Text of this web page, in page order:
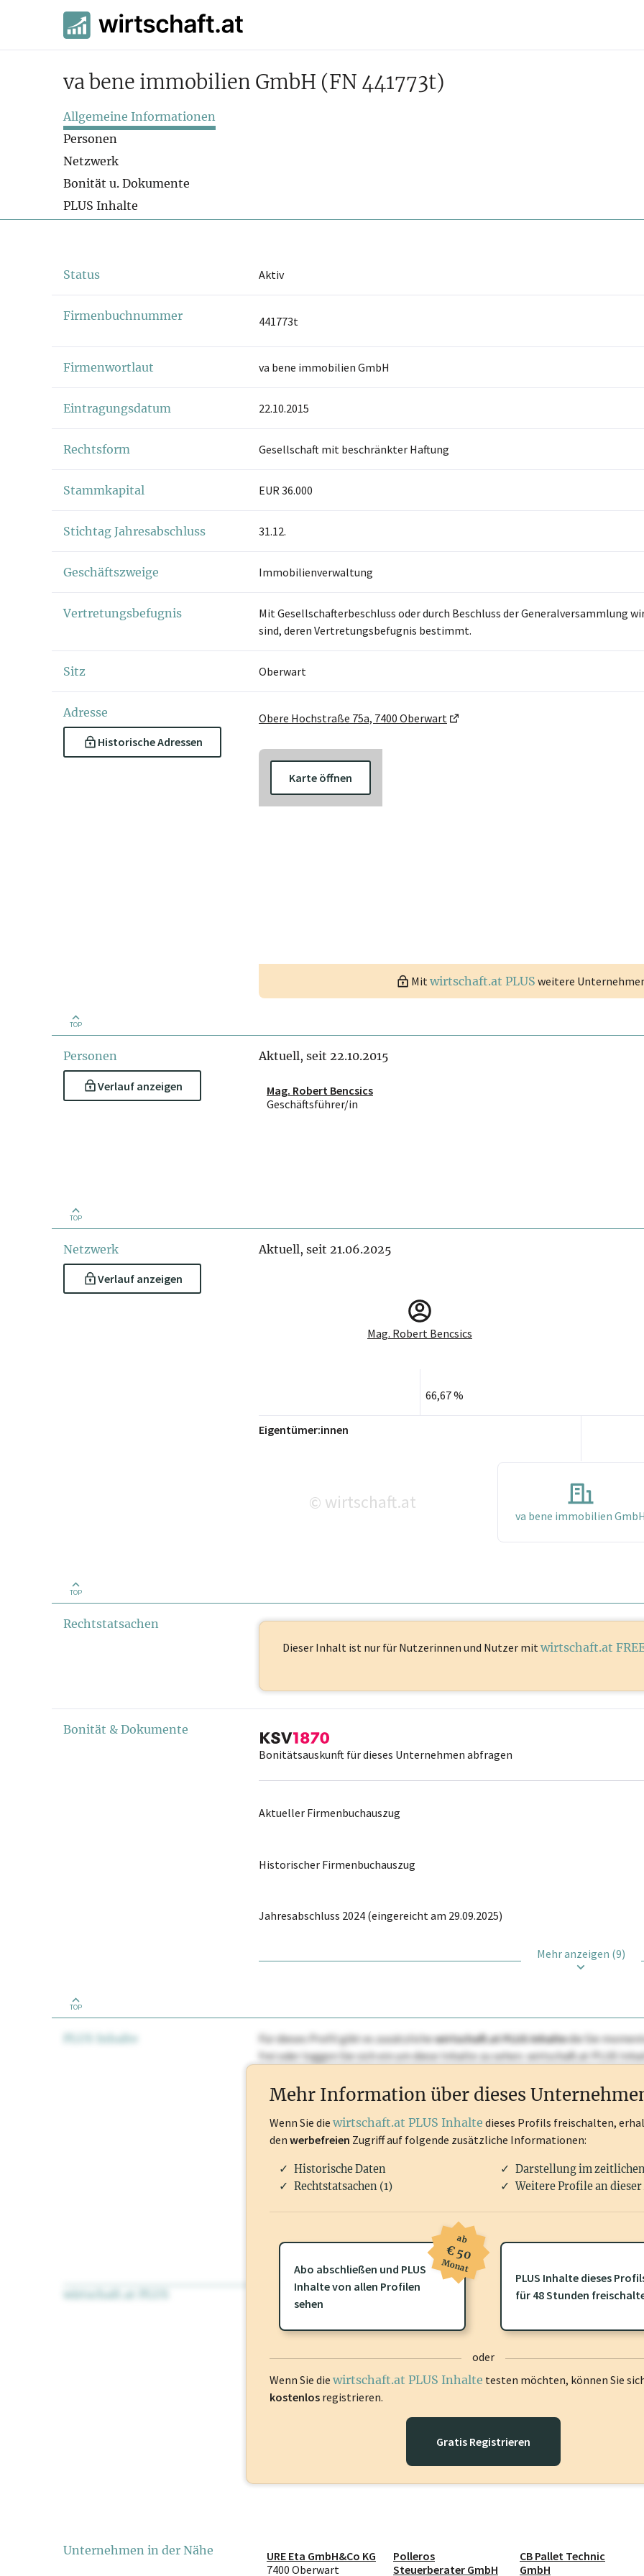
va bene immobilien GmbH (FN 441773t)
Allgemeine Informationen
Personen
Netzwerk
Bonität u. Dokumente
PLUS Inhalte
Status Aktiv
Firmenbuchnummer 441773t
Firmenwortlaut va bene immobilien GmbH
Eintragungsdatum 22.10.2015
Rechtsform Gesellschaft mit beschränkter Haftung
Stammkapital EUR 36.000
Stichtag Jahresabschluss 31.12.
Geschäftszweige Immobilienverwaltung
Vertretungsbefugnis
Mit Gesellschafterbeschluss oder durch Beschluss der Generalversammlung
sind, deren Vertretungsbefugnis bestimmt.
Sitz Oberwart
Adresse
Historische Adressen
Obere Hochstraße 75a, 7400 Oberwart
Karte öffnen
Mitwirtschaft.at PLUS weitere
TOP
Personen
Verlauf anzeigen
Aktuell, seit 22.10.2015
Mag. Robert Bencsics
Geschäftsführer/in
TOP
Netzwerk
Verlauf anzeigen
Aktuell, seit 21.06.2025
Mag. Robert Bencsics
66,67 %
Eigentümer:innen
© wirtschaft.at
va bene immobilien GmbH
TOP
Rechtstatsachen
Dieser Inhalt ist nur für Nutzerinnen und Nutzer mit wirtschaft.at
Bonität & Dokumente
Bonitätsauskunft für dieses Unternehmen abfragen
Aktueller Firmenbuchauszug
Historischer Firmenbuchauszug
Jahresabschluss 2024 (eingereicht am 29.09.2025)
Mehr anzeigen (9)
TOP
PLUS Inhalte Für dieses Profil gibt es zusätzlichewirtschaft.at PLUS Inhaltedie Sie
frei oder loggen Sie sich ein um diese Inhalte zu sehen. wirtschaft.at PLUS
wirtschaft.at PLUS Für dieses Profil gibt es zusätzliche wirtschaft.at PLUS Inhaltedie Sie
frei oder loggen Sie sich ein um diese Inhalte zu sehen.
Mehr Information über dieses
Wenn Sie die wirtschaft.at PLUS Inhalte dieses Profils freischalten,
den werbefreien Zugriff auf folgende zusätzliche Informationen:
Historische Daten
Darstellung im
Rechtstatsachen (1)
Weitere Profile an dieser
Abo abschließen und PLUS
Inhalte von allen Profilen
sehen
ab
€ 50
Monat
PLUS Inhalte dieses
für 48 Stunden
oder
Wenn Sie die wirtschaft.at PLUS Inhalte testen möchten, können Sie
kostenlos registrieren.
Gratis Registrieren
Unternehmen in der Nähe
URE Eta GmbH&Co KG
7400 Oberwart
Polleros
Steuerberater GmbH
CB Pallet Technic
GmbH